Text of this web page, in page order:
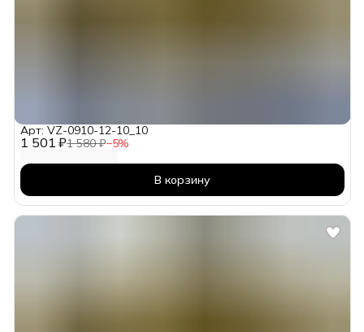
1 501 ₽1 580 ₽−5%
Арт: VZ-0910-12-10_10
В корзину